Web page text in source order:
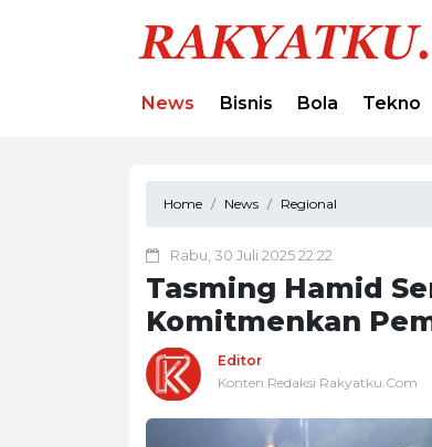
News Bisnis Bola Tekno
Home News Regional
Rabu, 30 Juli 2025 22:22
Tasming Hamid
Komitmenkan
Editor
Konten Redaksi Rakyatku.Com